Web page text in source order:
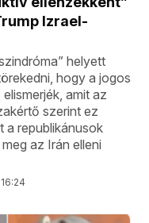
Izrael-
helyett
hogy a jogos
amit az
szerint ez
a republikánusok
az Irán elleni